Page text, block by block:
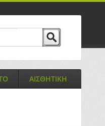
ΑΙΣΘΗΤΙΚΗ